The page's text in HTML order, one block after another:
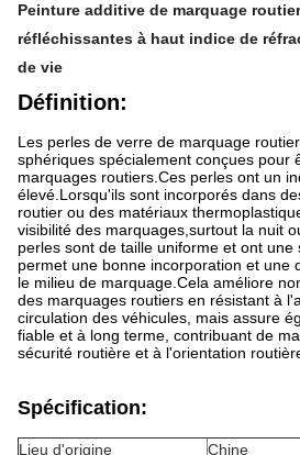
Peinture additive de marquage
réfléchissantes à haut indice de
de vie
Définition:
Les perles de verre de marquage
sphériques spécialement conçues pour
marquages routiers.Ces perles ont un
élevé.Lorsqu'ils sont incorporés dans
routier ou des matériaux
visibilité des marquages,surtout la nuit
perles sont de taille uniforme et ont une
permet une bonne incorporation et une
le milieu de marquage.Cela améliore
des marquages routiers en résistant à
circulation des véhicules, mais assure
fiable et à long terme, contribuant de
sécurité routière et à l'orientation
Spécification:
Lieu d'origine Chine